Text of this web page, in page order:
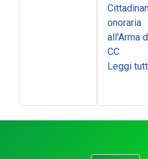
onoraria
all'Arma
CC
Leggi